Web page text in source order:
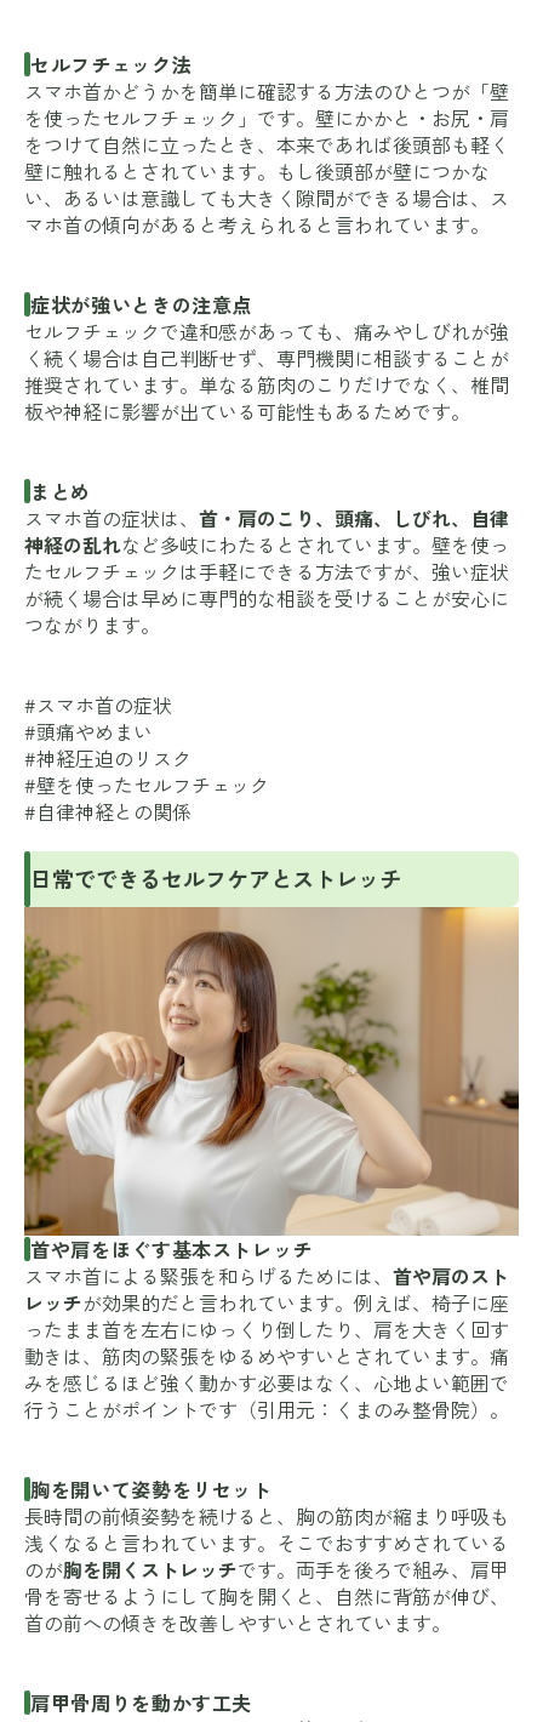
セルフチェック法
スマホ首かどうかを簡単に確認する方法のひとつが「壁
を使ったセルフチェック」です。壁にかかと・お尻・肩
をつけて自然に立ったとき、本来であれば後頭部も軽く
壁に触れるとされています。もし後頭部が壁につかな
い、あるいは意識しても大きく隙間ができる場合は、ス
マホ首の傾向があると考えられると言われています。
症状が強いときの注意点
セルフチェックで違和感があっても、痛みやしびれが強
く続く場合は自己判断せず、専門機関に相談することが
推奨されています。単なる筋肉のこりだけでなく、椎間
板や神経に影響が出ている可能性もあるためです。
まとめ
スマホ首の症状は、 首・肩のこり、頭痛、しびれ、自律
神経の乱れなど多岐にわたるとされています。壁を使っ
たセルフチェックは手軽にできる方法ですが、強い症状
が続く場合は早めに専門的な相談を受けることが安心に
つながります。
#スマホ首の症状
#頭痛やめまい
#神経圧迫のリスク
#壁を使ったセルフチェック
#自律神経との関係
日常でできるセルフケアとストレッチ
首や肩をほぐす基本ストレッチ
スマホ首による緊張を和らげるためには、 首や肩のスト
レッチが効果的だと言われています。例えば、椅子に座
ったまま首を左右にゆっくり倒したり、肩を大きく回す
動きは、筋肉の緊張をゆるめやすいとされています。痛
みを感じるほど強く動かす必要はなく、心地よい範囲で
行うことがポイントです（引用元： くまのみ整骨院）。
胸を開いて姿勢をリセット
長時間の前傾姿勢を続けると、胸の筋肉が縮まり呼吸も
浅くなると言われています。そこでおすすめされている
のが胸を開くストレッチです。両手を後ろで組み、肩甲
骨を寄せるようにして胸を開くと、自然に背筋が伸び、
首の前への傾きを改善しやすいとされています。
肩甲骨周りを動かす工夫